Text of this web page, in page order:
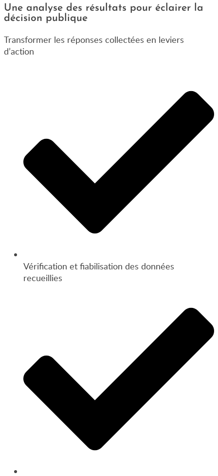
Une analyse des résultats pour éclairer la
décision publique
Transformer les réponses collectées en leviers
d’action
Vérification et fiabilisation des données
recueillies